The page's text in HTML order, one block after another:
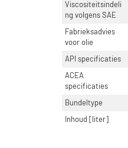
Viscositeitsindeli
ng volgens SAE
Fabrieksadvies
voor olie
API specificaties
ACEA
specificaties
Bundeltype
Inhoud [liter]